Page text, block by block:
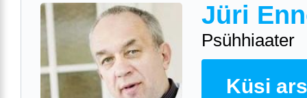
Jüri
Psühhiaater
Küsi